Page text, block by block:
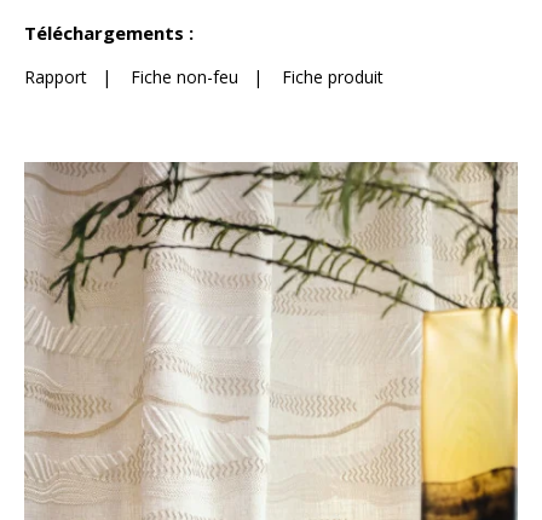
Téléchargements :
Rapport | Fiche non-feu | Fiche produit